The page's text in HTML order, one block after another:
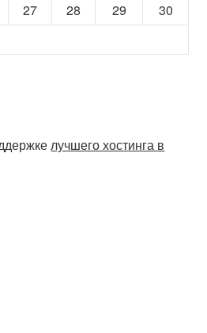
27 28 29
30
лучшего хостинга в